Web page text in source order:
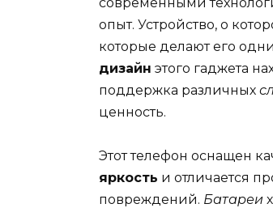
опыт. Устройство, о
которые делают его
дизайн этого гаджета
поддержка различных
ценность.
Этот телефон оснащен
яркость и отличается
повреждений. Батареи